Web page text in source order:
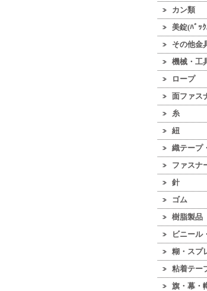
カン類
美錠(ﾊﾞｯ
その他金
機械・工
ロープ
面ファス
糸
紐
織テープ
ファスナ
針
ゴム
樹脂製品
ビニール
糊・スプ
粘着テー
旗・幕・